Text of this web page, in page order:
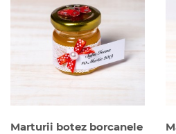
Marturii botez borcanele